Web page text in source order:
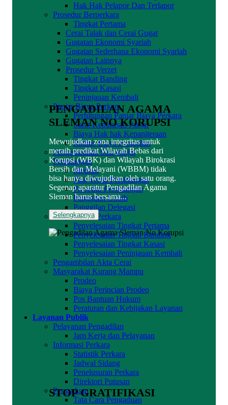
Hak Hak Pelapor Dan Terlapor
Prosedur Berperkara
Tingkat Pertama
Cerai Talak dan Cerai Gugat
Gugatan Ekonomi Syariah
Gugatan Sederhana Ekonomi Syariah
Gugatan Lainnya
Prosedur Verzet
Tingkat Banding
Tingkat Kasasi
Peninjauan Kembali
Panjar Biaya Perkara
Perhitungan Panjar Biaya Perkara
Surat Keputusan Panjar
Biaya Hak hak Kepaniteraan
Radius Biaya Panggilan
Pengembalian Sisa Panjar
Persidangan
Mediasi
Tata Tertib Persidangan
Prosedur Persidangan
Panggilan Ghoib
Panggilan Delegasi
Penyelesaian Perkara
Penyelesaian Tingkat Pertama
Penyelesaian Tingkat Banding
Penyelesaian Tingkat Kasasi
Penyelesaian Peninjauan Kembali
Pengambilan Akta Cerai
Masyarakat Kurang Mampu
Prodeo
Biaya Perincian Prodeo
Pos Bantuan Hukum
Peraturan dan Kebijakan Layanan
Layanan Publik
Pelayanan Pengadilan
Jam Kerja dan Pelayanan
Informasi Perkara
Statistik Perkara
Jadwal Sidang
Penelusuran Perkara
Direktori Putusan
Pengaduan
Tata Cara Pengaduan
PENGADILAN AGAMA
SLEMAN NO KORUPSI
Mewujudkan zona integritas untuk
meraih predikat Wilayah Bebas dari
Korupsi (WBK) dan Wilayah Birokrasi
Bersih dan Melayani (WBBM) tidak
bisa hanya diwujudkan oleh satu orang.
Segenap aparatur Pengadilan Agama
Sleman harus bersama...
Selengkapnya
STOP GRATIFIKASI